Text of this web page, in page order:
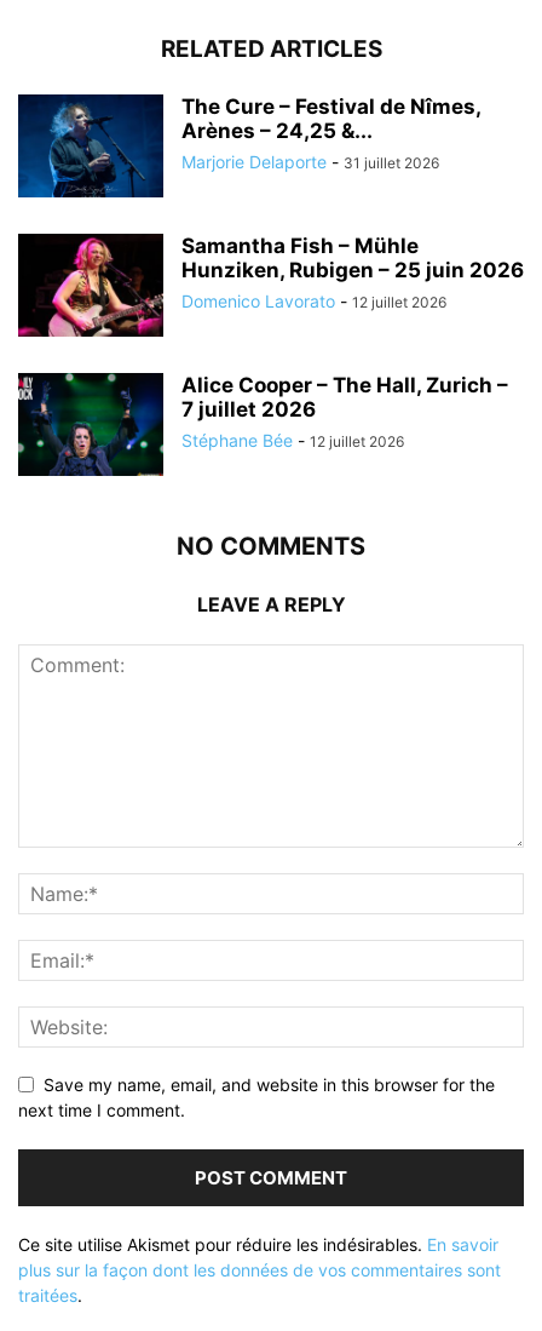
RELATED ARTICLES
The Cure – Festival de Nîmes,
Arènes – 24,25 &...
Marjorie Delaporte - 31 juillet 2026
Samantha Fish – Mühle
Hunziken, Rubigen – 25 juin 2026
Domenico Lavorato - 12 juillet 2026
Alice Cooper – The Hall, Zurich –
7 juillet 2026
Stéphane Bée - 12 juillet 2026
NO COMMENTS
LEAVE A REPLY
Save my name, email, and website in this browser for the
next time I comment.
Ce site utilise Akismet pour réduire les indésirables. En savoir
plus sur la façon dont les données de vos commentaires sont
traitées.